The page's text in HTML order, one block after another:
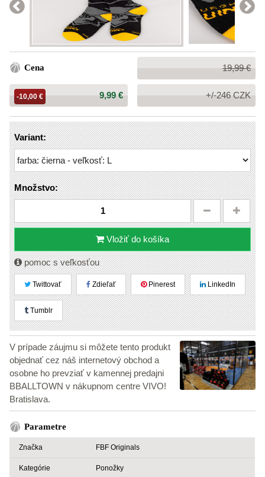
Cena
Bežná
cena:
19,99 €
Cena:
9,99 €
-10,00 € +/-246 CZK
Variant:
Množstvo:
Vložiť do košíka
pomoc s veľkosťou
Twittovať Zdieľať Pinerest LinkedIn
Tumblr
V prípade záujmu si môžete tento produkt
objednať cez náš internetový obchod a
osobne ho prevziať v kamennej predajni
BBALLTOWN v nákupnom centre VIVO!
Bratislava.
Parametre
Značka FBF Originals
Kategórie Ponožky